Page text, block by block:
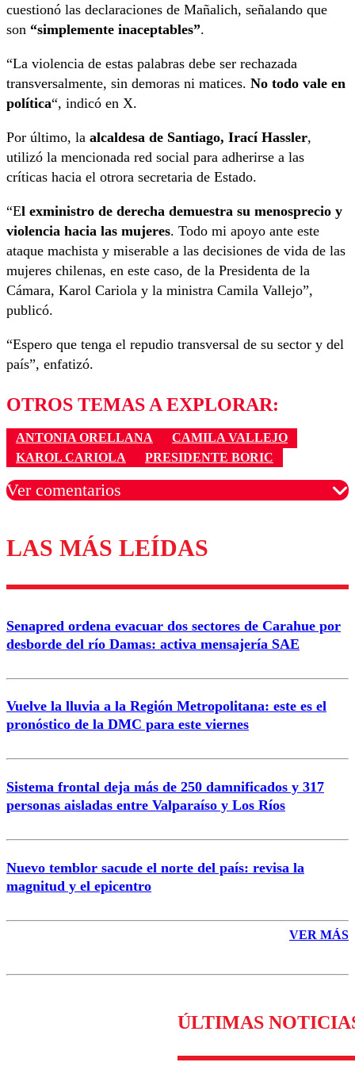
cuestionó las declaraciones de Mañalich, señalando que
son “simplemente inaceptables”.
“La violencia de estas palabras debe ser rechazada
transversalmente, sin demoras ni matices. No todo vale en
política“, indicó en X.
Por último, la alcaldesa de Santiago, Irací Hassler,
utilizó la mencionada red social para adherirse a las
críticas hacia el otrora secretaria de Estado.
“El exministro de derecha demuestra su menosprecio y
violencia hacia las mujeres. Todo mi apoyo ante este
ataque machista y miserable a las decisiones de vida de las
mujeres chilenas, en este caso, de la Presidenta de la
Cámara, Karol Cariola y la ministra Camila Vallejo”,
publicó.
“Espero que tenga el repudio transversal de su sector y del
país”, enfatizó.
OTROS TEMAS A EXPLORAR:
ANTONIA ORELLANA
CAMILA VALLEJO
KAROL CARIOLA
PRESIDENTE BORIC
Ver comentarios
Los comentarios son moderados para garantizar un
diálogo respetuoso.
Correo
Enviar comentario
LAS MÁS LEÍDAS
Senapred ordena evacuar dos sectores de Carahue por
desborde del río Damas: activa mensajería SAE
Vuelve la lluvia a la Región Metropolitana: este es el
pronóstico de la DMC para este viernes
Sistema frontal deja más de 250 damnificados y 317
personas aisladas entre Valparaíso y Los Ríos
Nuevo temblor sacude el norte del país: revisa la
magnitud y el epicentro
VER MÁS
ÚLTIMAS